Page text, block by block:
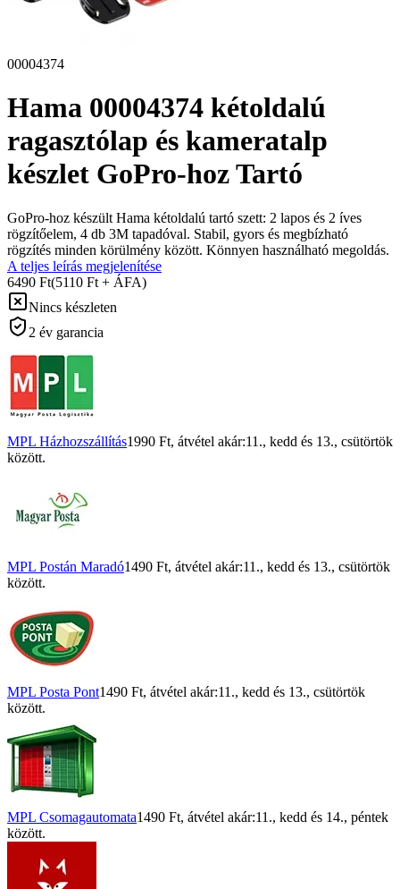
00004374
Hama 00004374 kétoldalú
ragasztólap és kameratalp
készlet GoPro-hoz Tartó
GoPro-hoz készült Hama kétoldalú tartó szett: 2 lapos és 2 íves
rögzítőelem, 4 db 3M tapadóval. Stabil, gyors és megbízható
rögzítés minden körülmény között. Könnyen használható megoldás.
A teljes leírás megjelenítése
6490 Ft(5110 Ft + ÁFA)
Nincs készleten
2 év garancia
MPL Házhozszállítás1990 Ft, átvétel akár:11., kedd és 13., csütörtök
között.
MPL Postán Maradó1490 Ft, átvétel akár:11., kedd és 13., csütörtök
között.
MPL Posta Pont1490 Ft, átvétel akár:11., kedd és 13., csütörtök
között.
MPL Csomagautomata1490 Ft, átvétel akár:11., kedd és 14., péntek
között.